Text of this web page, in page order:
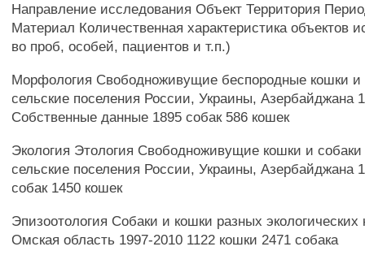
Направление исследования Объект Территория
Материал Количественная характеристика объектов
во проб, особей, пациентов и т.п.)
Морфология Свободноживущие беспородные кошки и
сельские поселения России, Украины, Азербайджана
Собственные данные 1895 собак 586 кошек
Экология Этология Свободноживущие кошки и
сельские поселения России, Украины, Азербайджана
собак 1450 кошек
Эпизоотология Собаки и кошки разных экологических
Омская область 1997-2010 1122 кошки 2471 собака